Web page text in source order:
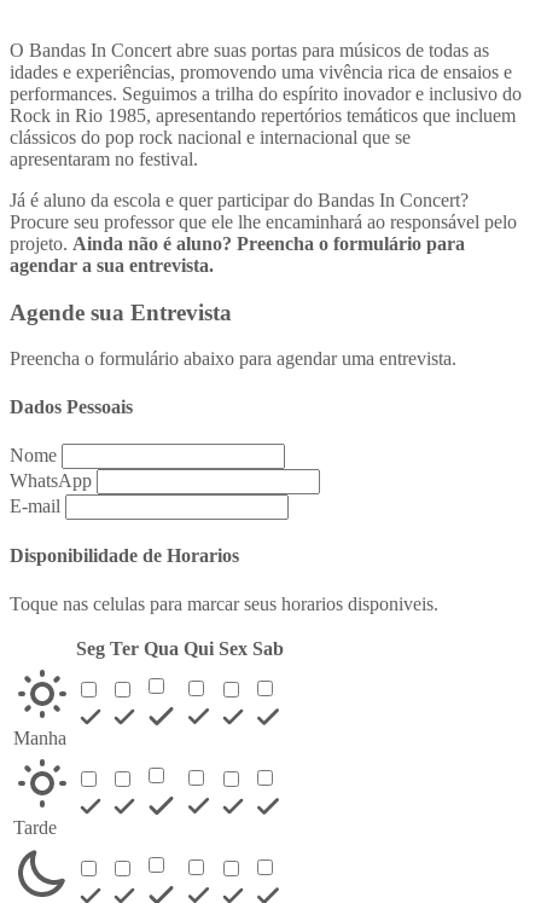
O Bandas In Concert abre suas portas para músicos de todas as
idades e experiências, promovendo uma vivência rica de ensaios e
performances. Seguimos a trilha do espírito inovador e inclusivo do
Rock in Rio 1985, apresentando repertórios temáticos que incluem
clássicos do pop rock nacional e internacional que se
apresentaram no festival.
Já é aluno da escola e quer participar do Bandas In Concert?
Procure seu professor que ele lhe encaminhará ao responsável pelo
projeto. Ainda não é aluno? Preencha o formulário para
agendar a sua entrevista.
Agende sua Entrevista
Preencha o formulário abaixo para agendar uma entrevista.
Dados Pessoais
Nome
WhatsApp
E-mail
Disponibilidade de Horarios
Toque nas celulas para marcar seus horarios disponiveis.
Seg Ter Qua Qui Sex Sab
Manha
Tarde